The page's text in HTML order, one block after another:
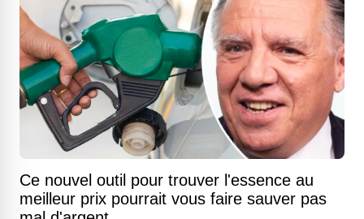
Ce nouvel outil pour trouver l'essence au
meilleur prix pourrait vous faire sauver pas